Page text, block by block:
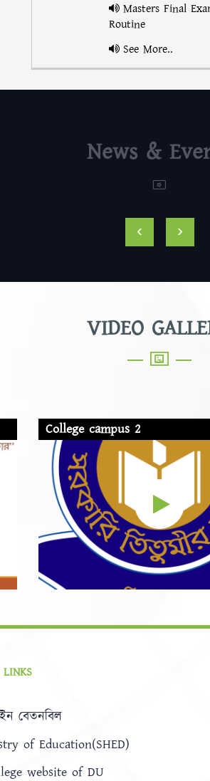
Masters Final
Routine
See More..
News &
‹ ›
VIDEO
College campus 2
LINKS
বেতনবিল
of Education(SHED)
website of DU